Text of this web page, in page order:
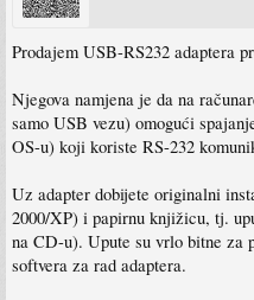
Prodajem USB-RS232 adaptera
Njegova namjena je da na
samo USB vezu) omogući
OS-u) koji koriste RS-232
Uz adapter dobijete originalni
2000/XP) i papirnu knjižicu, tj.
na CD-u). Upute su vrlo bitne za
softvera za rad adaptera.